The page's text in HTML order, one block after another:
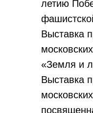
летию
Выставка
«Земля и
Выставка